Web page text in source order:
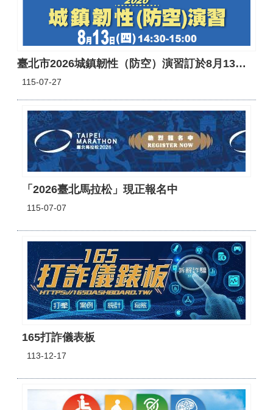
臺北市2026城鎮韌性（防空）演習訂於8月13日 （四）14時30分至15時實施。
115-07-27
「2026臺北馬拉松」現正報名中
115-07-07
165打詐儀表板
113-12-17